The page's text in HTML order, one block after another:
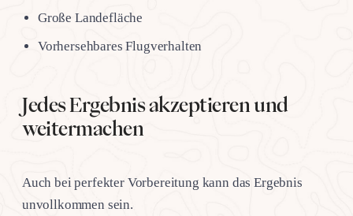
Große Landefläche
Vorhersehbares Flugverhalten
Jedes Ergebnis akzeptieren und
weitermachen
Auch bei perfekter Vorbereitung kann das Ergebnis
unvollkommen sein.